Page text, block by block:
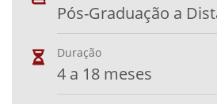
Pós-Graduação a
Duração
4 a 18 meses